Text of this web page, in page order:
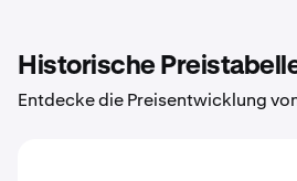
Historische
Entdecke die Preisentwicklung